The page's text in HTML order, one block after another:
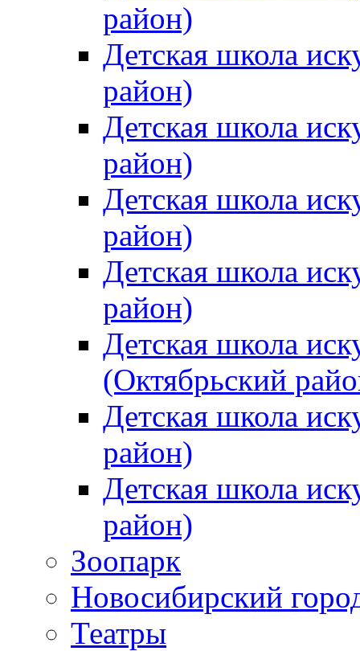
район)
Детская школа
район)
Детская школа
район)
Детская школа
район)
Детская школа
район)
Детская школа
(Октябрьский
Детская школа
район)
Детская школа
район)
Зоопарк
Новосибирский
Театры